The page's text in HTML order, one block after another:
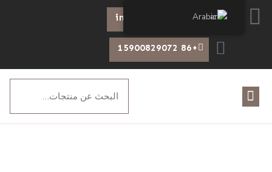
info@chiswear.com
+86 15900829072
Arabic